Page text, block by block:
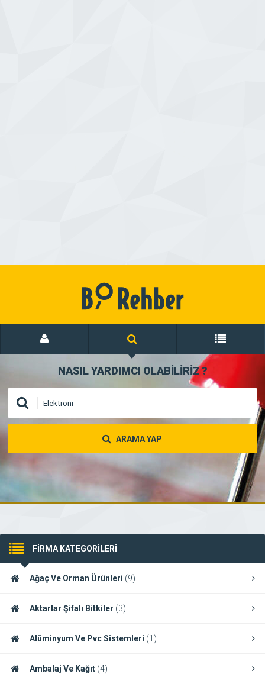
NASIL YARDIMCI OLABİLİRİZ?
ARAMA YAP
FİRMA KATEGORİLERİ
Ağaç Ve Orman Ürünleri (9)
Aktarlar Şifalı Bitkiler (3)
Alüminyum Ve Pvc Sistemleri (1)
Ambalaj Ve Kağıt (4)